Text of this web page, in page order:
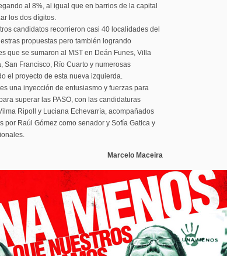
al 8%, al igual que en barrios de la capital
los dos dígitos.
candidatos recorrieron casi 40 localidades del
propuestas pero también logrando
que se sumaron al MST en Deán Funes, Villa
San Francisco, Río Cuarto y numerosas
el proyecto de esta nueva izquierda.
una inyección de entusiasmo y fuerzas para
superar las PASO, con las candidaturas
Ripoll y Luciana Echevarría, acompañados
por Raúl Gómez como senador y Sofía Gatica y
Marcelo Maceira